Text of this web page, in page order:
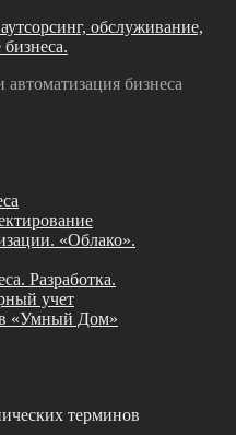
обслуживание,
бизнеса
«Облако».
Разработка.
учет
«Умный Дом»
терминов